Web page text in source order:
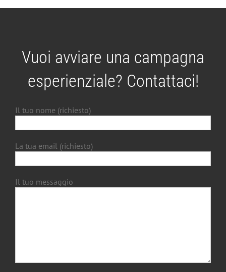
Vuoi avviare una campagna
esperienziale? Contattaci!
Il tuo nome (richiesto)
La tua email (richiesto)
Il tuo messaggio